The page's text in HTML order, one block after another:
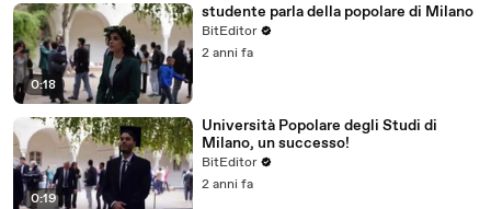
0:18
studente parla della popolare di Milano
BitEditor
2 anni fa
0:19
Università Popolare degli Studi di
Milano, un successo!
BitEditor
2 anni fa